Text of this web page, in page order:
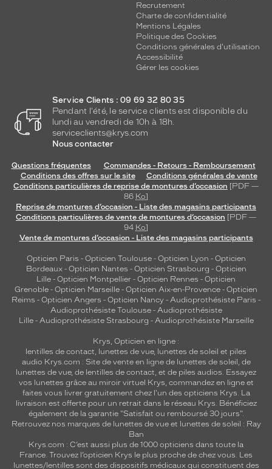
Recrutement
Charte de confidentialité
Mentions Légales
Politique des Cookies
Conditions générales d'utilisation
Accessibilité
Gérer les cookies
Service Clients : 09 69 32 80 35
Pendant l'été, le service clients est disponible du
lundi au vendredi de 10h à 18h.
serviceclients@krys.com
Nous contacter
Questions fréquentes
Commandes - Retours - Remboursement
Conditions des offres sur le site
Conditions générales de vente
Conditions particulières de reprise de montures d’occasion [PDF —
86 Ko]
Reprise de montures d’occasion - Liste des magasins participants
Conditions particulières de vente de montures d’occasion [PDF —
94 Ko]
Vente de montures d’occasion - Liste des magasins participants
Opticien Paris - Opticien Toulouse- Opticien Lyon - Opticien
Bordeaux- Opticien Nantes - Opticien Strasbourg - Opticien
Lille - Opticien Montpellier - Opticien Rennes - Opticien
Grenoble - Opticien Marseille - Opticien Aix-en-Provence - Opticien
Reims - Opticien Angers - Opticien Nancy - Audioprothésiste Paris -
Audioprothésiste Toulouse- Audioprothésiste
Lille- Audioprothésiste Strasbourg - Audioprothésiste Marseille
Krys, Opticien en ligne :
lentilles de contact lunettes de vue, lunettes de soleil et piles
audio Krys.com : Site de vente en ligne de lunettes de soleil, de
lunettes de vue, de lentilles de contact , et de piles audios. Essayez
vos lunettes grâce au miroir virtuel Krys, commandez en ligne et
faites vous livrer gratuitement chez l'un des opticiens Krys. La
livraison est offerte pour un retrait dans le réseau Krys. Bénéficiez
également de la garantie "Satisfait ou remboursé 30 jours".
Retrouvez nos marques de lunettes de vue et lunettes de soleil : Ray
Ban
Krys.com : C’est aussi plus de 1000 opticiens dans toute la
France. Trouvez l’opticien Krys le plus proche de chez vous . Les
lunettes/lentilles sont des dispositifs médicaux qui constituent des